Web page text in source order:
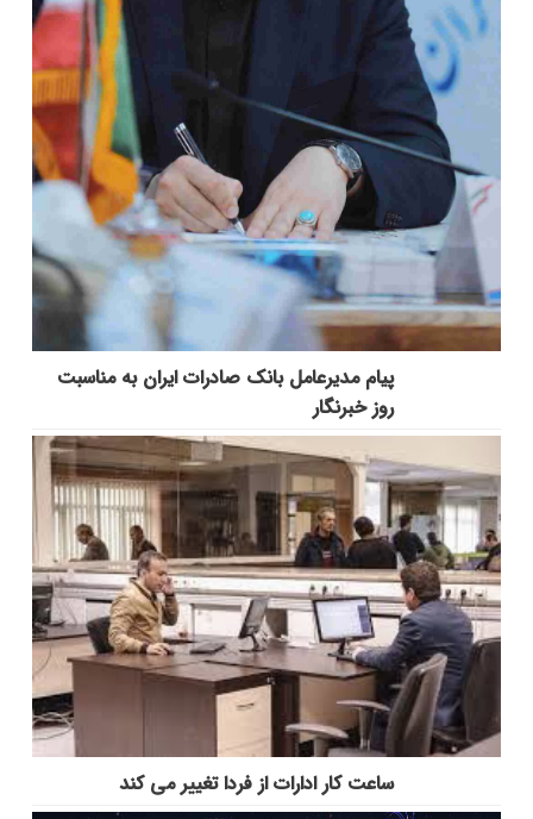
پیام مدیرعامل بانک صادرات ایران به مناسبت
روز خبرنگار
ساعت کار ادارات از فردا تغییر می کند